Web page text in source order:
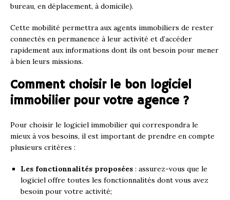
bureau, en déplacement, à domicile).
Cette mobilité permettra aux agents immobiliers de rester
connectés en permanence à leur activité et d’accéder
rapidement aux informations dont ils ont besoin pour mener
à bien leurs missions.
Comment choisir le bon logiciel
immobilier pour votre agence ?
Pour choisir le logiciel immobilier qui correspondra le
mieux à vos besoins, il est important de prendre en compte
plusieurs critères :
Les fonctionnalités proposées : assurez-vous que le
logiciel offre toutes les fonctionnalités dont vous avez
besoin pour votre activité;